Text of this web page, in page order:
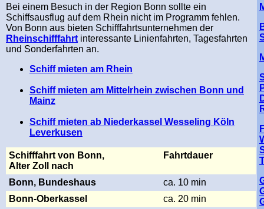
Bei einem Besuch in der Region Bonn sollte ein
Schiffsausflug auf dem Rhein nicht im Programm fehlen.
Von Bonn aus bieten Schifffahrtsunternehmen der
Rheinschifffahrt interessante Linienfahrten, Tagesfahrten
und Sonderfahrten an.
Schiff mieten am Rhein
Schiff mieten am Mittelrhein zwischen Bonn und
Mainz
Schiff mieten ab Niederkassel Wesseling Köln
Leverkusen
Schifffahrt von Bonn,
Alter Zoll nach
Fahrtdauer
Bonn, Bundeshaus
ca. 10 min
Bonn-Oberkassel
ca. 20 min